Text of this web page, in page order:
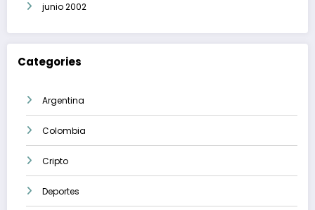
junio 2002
Categories
Argentina
Colombia
Cripto
Deportes